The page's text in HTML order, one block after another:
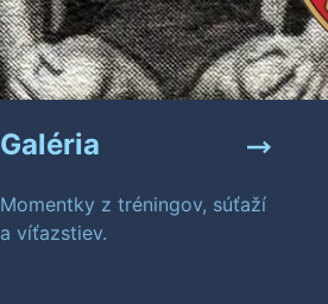
Galéria
Momentky z tréningov, súťaží
a víťazstiev.